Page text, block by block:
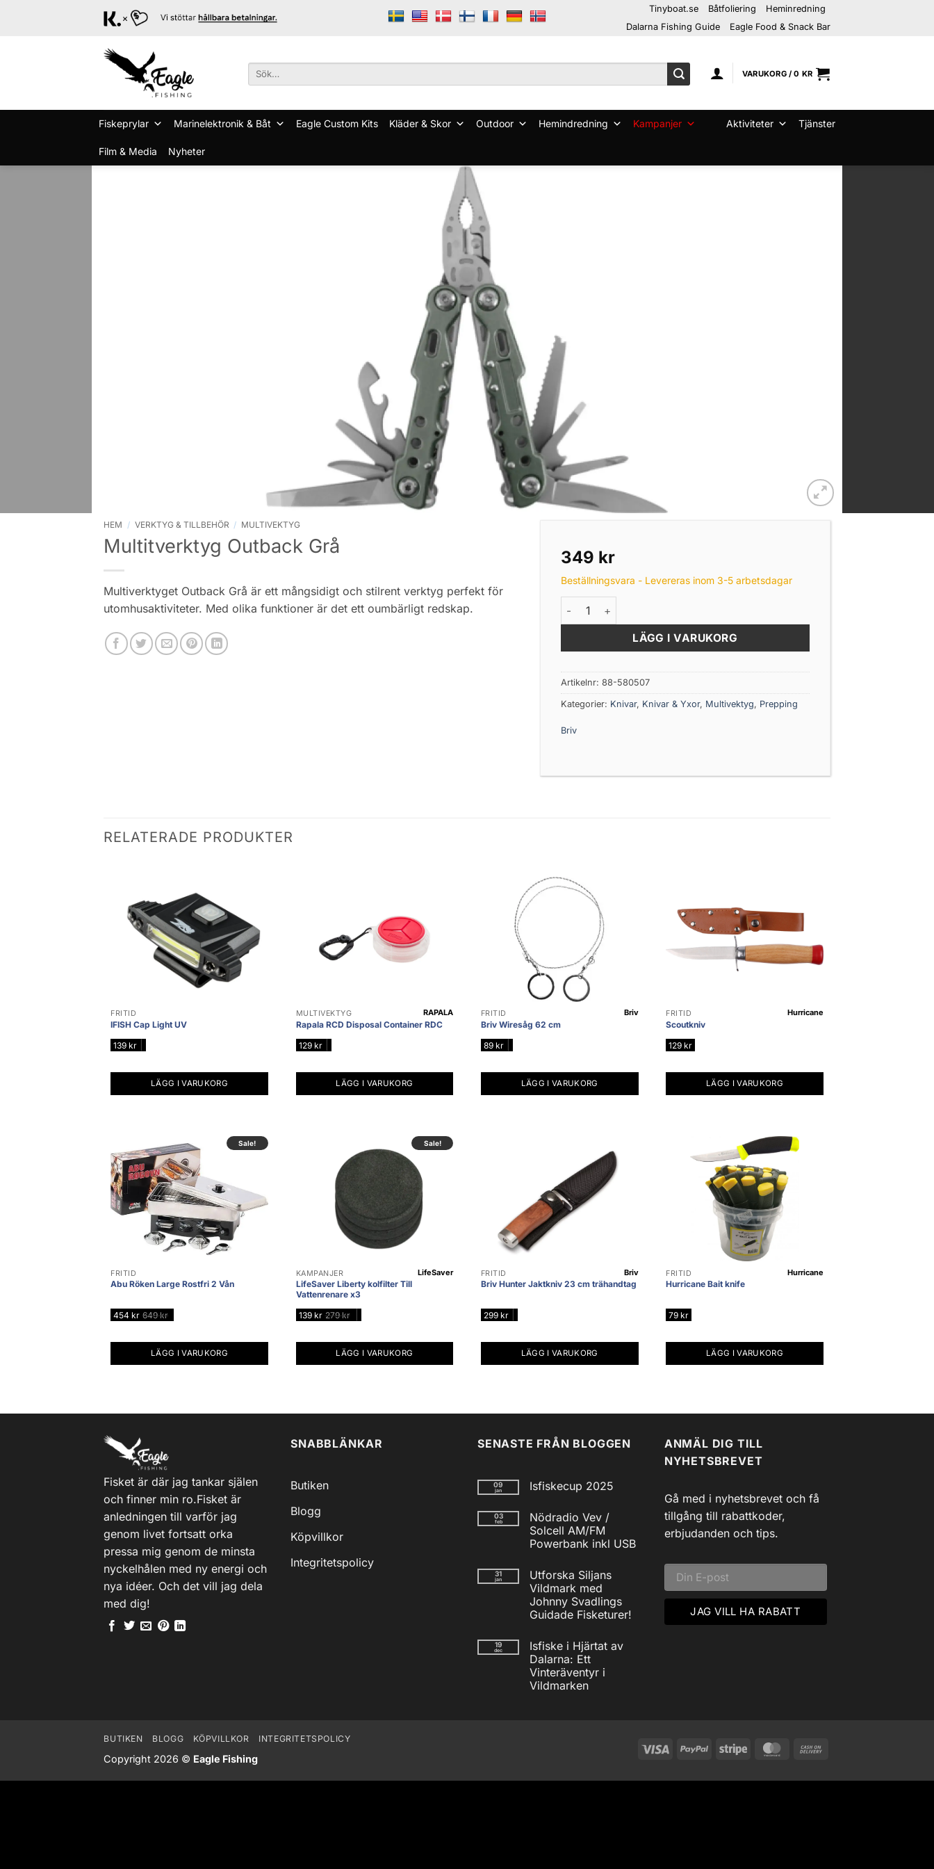
Tinyboat.se Båtfoliering
Heminredning
Dalarna Fishing Guide
Eagle Food & Snack Bar
Sök
VARUKORG /0 KR
Fiskeprylar Marinelektronik & Båt Eagle Custom Kits Kläder & Skor Outdoor Hemindredning Kampanjer Aktiviteter Tjänster
Film & Media Nyheter
HEM / VERKTYG & TILLBEHÖR / MULTIVEKTYG
Multitverktyg Outback Grå
Multiverktyget Outback Grå är ett mångsidigt och stilrent verktyg perfekt för
utomhusaktiviteter. Med olika funktioner är det ett oumbärligt redskap.
349 kr
Beställningsvara - Levereras inom 3-5 arbetsdagar
Multitverktyg Outback Grå mängd
LÄGG I VARUKORG
Artikelnr: 88-580507
Kategorier: Knivar, Knivar & Yxor, Multivektyg, Prepping
Briv
RELATERADE PRODUKTER
FRITID
IFISH Cap Light UV
139 kr
LÄGG I VARUKORG
MULTIVEKTYG
Rapala RCD Disposal Container RDC
RAPALA
129 kr|
LÄGG I VARUKORG
FRITID
Briv Wiresåg 62 cm
Briv
89 kr|
LÄGG I VARUKORG
FRITID
Scoutkniv
Hurricane
129 kr
LÄGG I VARUKORG
Sale!
FRITID
Abu Röken Large Rostfri 2 Vån
454 kr 649kr
LÄGG I VARUKORG
Sale!
KAMPANJER
LifeSaver Liberty kolfilter Till
Vattenrenare x3
LifeSaver
139 kr 279kr
LÄGG I VARUKORG
FRITID
Briv Hunter Jaktkniv 23 cm trähandtag
Briv
299 kr|
LÄGG I VARUKORG
FRITID
Hurricane Bait knife
Hurricane
79 kr
LÄGG I VARUKORG
Fisket är där jag tankar själen
och finner min ro.Fisket är
anledningen till varför jag
genom livet fortsatt orka
pressa mig genom de minsta
nyckelhålen med ny energi och
nya idéer. Och det vill jag dela
med dig!
SNABBLÄNKAR
Butiken
Blogg
Köpvillkor
Integritetspolicy
SENASTE FRÅN BLOGGEN
09
jan Isfiskecup 2025
till
Isfiskecup
2025
03
feb
Nödradio Vev /
Solcell AM/FM
Powerbank inkl USB
till
Nödradio
Vev
/
Solcell
AM/FM
inkl
USB
31
jan
Utforska Siljans
Vildmark med
Johnny Svadlings
Guidade Fisketurer!
till
Utforska
Siljans
Vildmark
med
Johnny
19
dec
Isfiske i Hjärtat av
Dalarna: Ett
Vinteräventyr i
Vildmarken
Vinteräventyr
ANMÄL DIG TILL
NYHETSBREVET
Gå med i nyhetsbrevet och få
tillgång till rabattkoder,
erbjudanden och tips.
Visa PayPal Stripe MasterCard
Delivery
BUTIKEN BLOGG KÖPVILLKOR INTEGRITETSPOLICY
Copyright 2026 © Eagle Fishing